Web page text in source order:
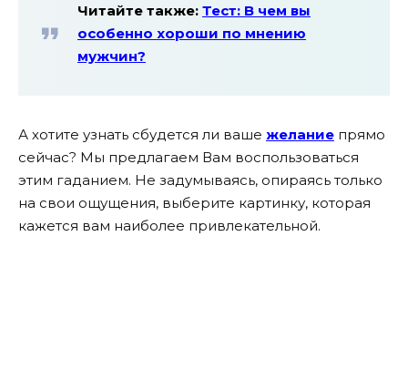
Читайте также: Тест: В чем вы
особенно хороши по мнению
мужчин?
А хотите узнать сбудется ли ваше желание прямо
сейчас? Мы предлагаем Вам воспользоваться
этим гаданием. Не задумываясь, опираясь только
на свои ощущения, выберите картинку, которая
кажется вам наиболее привлекательной.